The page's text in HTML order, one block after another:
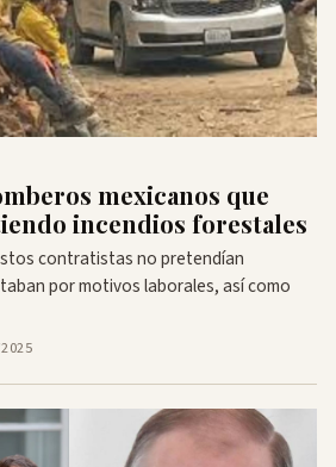
mexicanos que
incendios forestales
contratistas no pretendían
por motivos laborales, así como